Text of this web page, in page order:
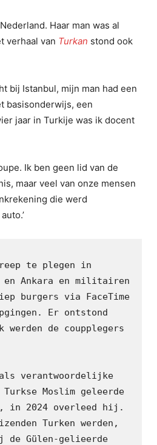
Haar man was al
verhaal van Turkan stond ook
bij Istanbul, mijn man had een
basisonderwijs, een
jaar in Turkije was ik docent
Ik ben geen lid van de
maar veel van onze mensen
die werd
te plegen in
Ankara en militairen
burgers via FaceTime
Er ontstond
de coupplegers
verantwoordelijke
Moslim geleerde
in 2024 overleed hij.
Turken werden,
de Gülen-gelieerde